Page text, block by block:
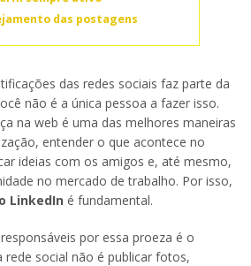
das postagens
das redes sociais faz parte da
não é a única pessoa a fazer isso.
na web é uma das melhores maneiras
entender o que acontece no
ideias com os amigos e, até mesmo,
no mercado de trabalho. Por isso,
LinkedIn é fundamental.
por essa proeza é o
rede social não é publicar fotos,